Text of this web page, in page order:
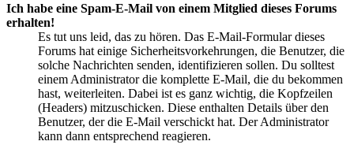
Ich habe eine Spam-E-Mail von einem Mitglied dieses Forums
erhalten!
Es tut uns leid, das zu hören. Das E-Mail-Formular dieses
Forums hat einige Sicherheitsvorkehrungen, die Benutzer, die
solche Nachrichten senden, identifizieren sollen. Du solltest
einem Administrator die komplette E-Mail, die du bekommen
hast, weiterleiten. Dabei ist es ganz wichtig, die Kopfzeilen
(Headers) mitzuschicken. Diese enthalten Details über den
Benutzer, der die E-Mail verschickt hat. Der Administrator
kann dann entsprechend reagieren.